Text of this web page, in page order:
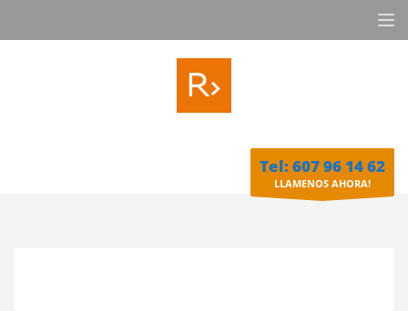
Tel: 607 96 14 62
LLAMENOS AHORA!